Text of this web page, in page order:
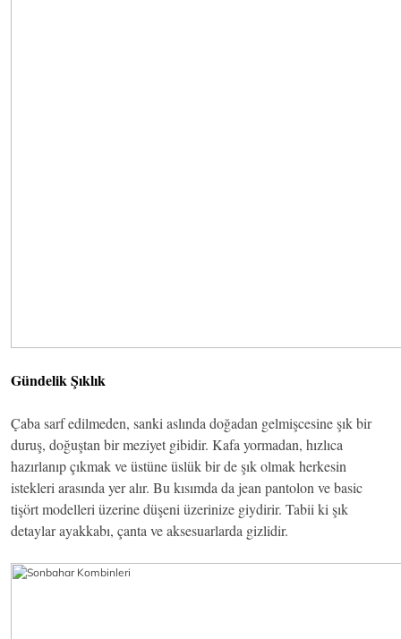
Gündelik Şıklık
Çaba sarf edilmeden, sanki aslında doğadan gelmişcesine şık bir
duruş, doğuştan bir meziyet gibidir. Kafa yormadan, hızlıca
hazırlanıp çıkmak ve üstüne üslük bir de şık olmak herkesin
istekleri arasında yer alır. Bu kısımda da jean pantolon ve basic
tişört modelleri üzerine düşeni üzerinize giydirir. Tabii ki şık
detaylar ayakkabı, çanta ve aksesuarlarda gizlidir.